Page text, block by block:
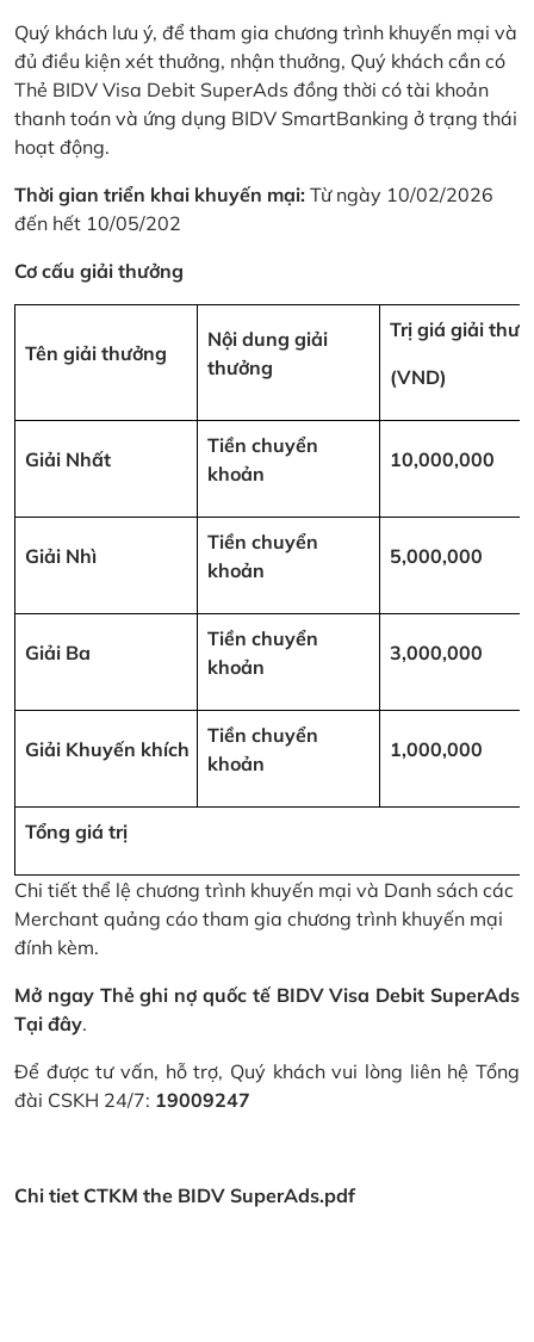
Quý khách lưu ý, để tham gia chương trình khuyến mại và
đủ điều kiện xét thưởng, nhận thưởng, Quý khách cần có
Thẻ BIDV Visa Debit SuperAds đồng thời có tài khoản
thanh toán và ứng dụng BIDV SmartBanking ở trạng thái
hoạt động.
Thời gian triển khai khuyến mại: Từ ngày 10/02/2026
đến hết 10/05/202
Cơ cấu giải thưởng
Tên giải thưởng
Nội dung giải
thưởng
Trị giá giải
(VND)
Giải Nhất
Tiền chuyển
khoản
10,000,000
Giải Nhì
Tiền chuyển
khoản
5,000,000
Giải Ba
Tiền chuyển
khoản
3,000,000
Giải Khuyến khích
Tiền chuyển
khoản
1,000,000
Tổng giá trị
Chi tiết thể lệ chương trình khuyến mại và Danh sách các
Merchant quảng cáo tham gia chương trình khuyến mại
đính kèm.
Mở ngay Thẻ ghi nợ quốc tế BIDV Visa Debit SuperAds
Tại đây.
Để được tư vấn, hỗ trợ, Quý khách vui lòng liên hệ Tổng
đài CSKH 24/7: 19009247
Chi tiet CTKM the BIDV SuperAds.pdf